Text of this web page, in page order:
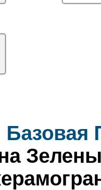
Базовая